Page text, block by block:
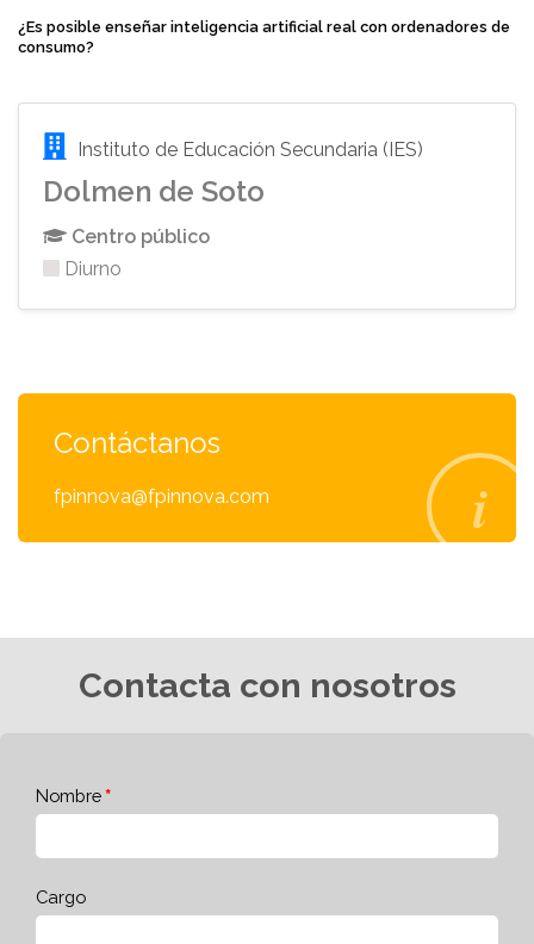
¿Es posible enseñar inteligencia artificial real con ordenadores de
consumo?
Instituto de Educación Secundaria (IES)
Dolmen de Soto
Centro público
Diurno
Contáctanos
fpinnova@fpinnova.com
Contacta con nosotros
Nombre
Cargo